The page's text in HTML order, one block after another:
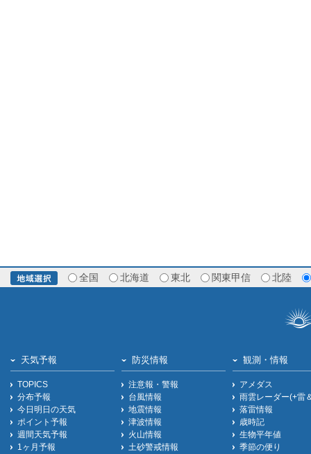
全国 北海道 東北 関東甲信 北陸
天気予報
TOPICS
分布予報
今日明日の天気
ポイント予報
週間天気予報
1ヶ月予報
防災情報
注意報・警報
台風情報
地震情報
津波情報
火山情報
土砂警戒情報
観測・情報
アメダス
雨雲レーダー(+雷
落雷情報
歳時記
生物平年値
季節の便り